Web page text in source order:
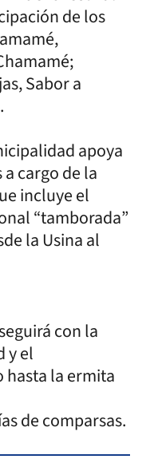
de los
Sabor a
apoya
cargo de la
incluye el
“tamborada”
la Usina al
con la
y el
la ermita
de comparsas.